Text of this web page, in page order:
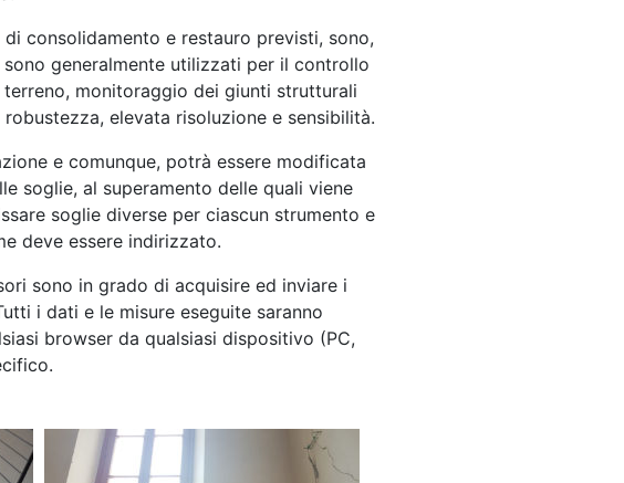
consolidamento e restauro previsti, sono,
generalmente utilizzati per il controllo
monitoraggio dei giunti strutturali
elevata risoluzione e sensibilità.
e comunque, potrà essere modificata
soglie, al superamento delle quali viene
soglie diverse per ciascun strumento e
deve essere indirizzato.
sono in grado di acquisire ed inviare i
i dati e le misure eseguite saranno
browser da qualsiasi dispositivo (PC,